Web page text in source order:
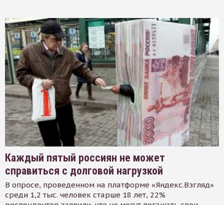
Каждый пятый россиян не может
справиться с долговой нагрузкой
В опросе, проведенном на платформе «Яндекс.Взгляд»
среди 1,2 тыс. человек старше 18 лет, 22%